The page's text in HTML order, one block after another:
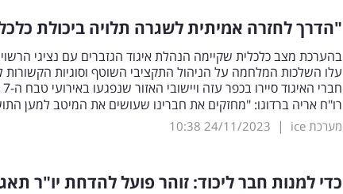
"הדרך לחזרה אמיתית לשגרה תלויה ביכולת
בהערכת מצב כלכלית שקיימה הנהלת איגוד הגזברים עם נציגי
עלו השלכות המלחמה על הניהול התקציבי השוטף וסוגיות הקשורות
רו"ח אריה ברדוגו: "מחזקים את חברינו שעושים את המיטב למען
מערכת ice |
24/11/2023
10:38
כדי למנות חבר ליכוד: זוהר פועל להדחת יו"ר